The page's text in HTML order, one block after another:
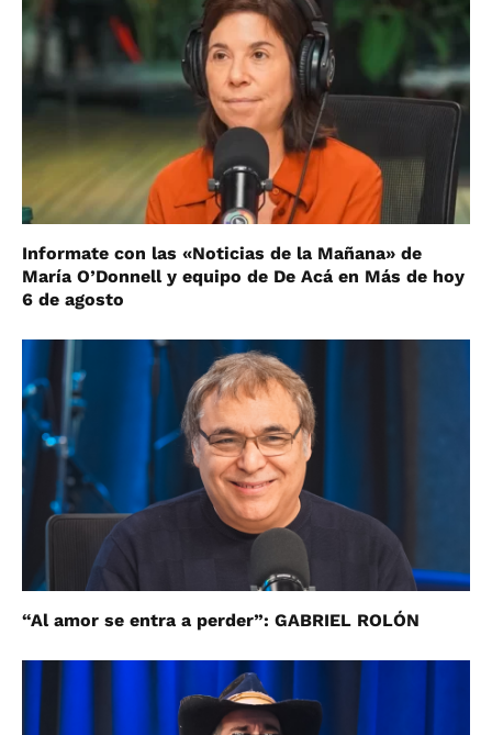
Informate con las «Noticias de la Mañana» de
María O’Donnell y equipo de De Acá en Más de hoy
6 de agosto
“Al amor se entra a perder”: GABRIEL ROLÓN